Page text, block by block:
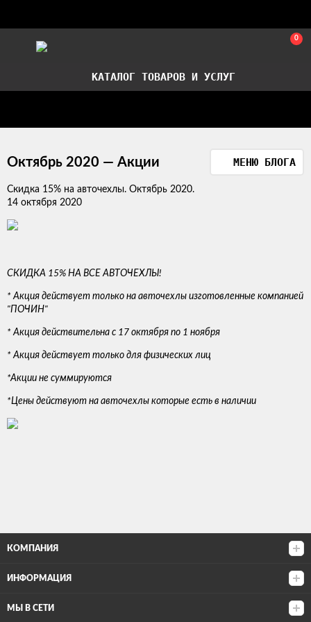
0
КАТАЛОГ ТОВАРОВ И УСЛУГ
МЕНЮ БЛОГА
Октябрь 2020 — Акции
Скидка 15% на авточехлы. Октябрь 2020.
14 октября 2020
СКИДКА 15% НА ВСЕ АВТОЧЕХЛЫ!
* Акция действует только на авточехлы изготовленные компанией
"ПОЧИН"
* Акция действительна с 17 октября по 1 ноября
* Акция действует только для физических лиц
*Акции не суммируются
*Цены действуют на авточехлы которые есть в наличии
КОМПАНИЯ
ИНФОРМАЦИЯ
МЫ В СЕТИ